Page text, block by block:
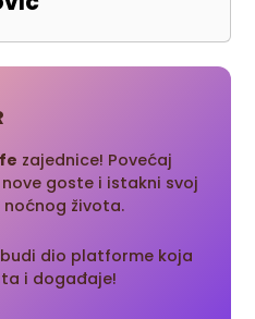
zajednice! Povećaj
goste i istakni svoj
života.
dio platforme koja
i događaje!